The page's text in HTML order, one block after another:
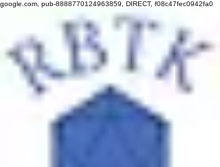
google.com, pub-8888770124963859, DIRECT, f08c47fec0942fa0